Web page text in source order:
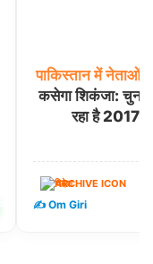
पाकिस्तान में नेताओं
कसेगा शिकंजा:
रहा है 2017
विदेश
✍️ Om Giri